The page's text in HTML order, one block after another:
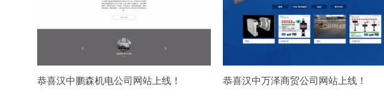
恭喜汉中鹏森机电公司网站上线！ 恭喜汉中万泽商贸公司网站上线！